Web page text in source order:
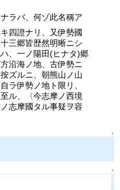
ラバ、何ゾ此名稱ア
四證ナリ、又伊勢國
三郷皆歴然明晰ニシ
、一ノ陽田(ヒナタ)郷
沿海ノ地、古伊勢ニ
ズルニ、朝熊山ノ山
ラ伊勢ノ地ト限リ、
ル、〈今志摩ノ西境
志摩國タル事疑ヲ容
↑
↑